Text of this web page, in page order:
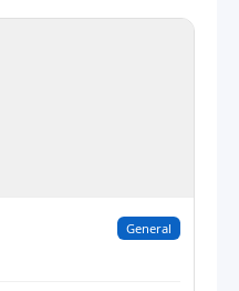
General